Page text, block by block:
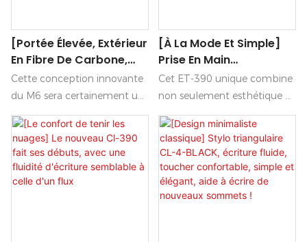
élégantes.
[Portée Élevée, Extérieur
En Fibre De Carbone,
Écriture 3D À L'œil Nu]
Ce M6 Peut Écrire
Vous Permet De Tenir
Jusqu'à Trois Stylos !
Cette conception innovante
du M6 sera certainement un
excellent choix avec sa
batterie haute capacité, son
extérieur léger en fibre de
carbone, son expérience
d'écriture à l'œil nu 3D et ses
[À La Mode Et Simple]
Prise En Main
Confortable,
Embellissement De
Combinaison Parfaite
Du Plaisir D'écriture Et
De La Qualité De Vie
Pour ET-390
Cet ET-390 unique combine
non seulement esthétique et
commodité, mais vous
permet également d'écrire
avec plaisir visuel et
commodité pratique grâce à
une variété de choix de
couleurs et de détails de